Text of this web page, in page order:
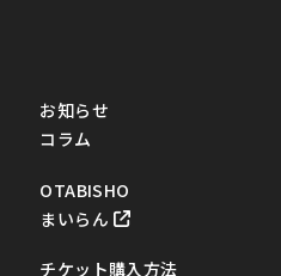
お知らせ
コラム
OTABISHO
まいらん
チケット購入方法